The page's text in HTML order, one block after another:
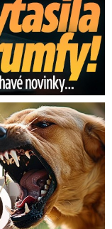
ve tváři!